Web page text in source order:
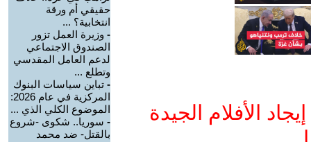
الأفلام الجيدة
حقيقي أم ورقة
انتخابية؟ ...
- وزيرة العمل تزور
الصندوق الاجتماعي
لدعم العامل المقدسي
وتطلع ...
- تباين سياسات البنوك
المركزية في عام 2026:
الموضوع الكلي الذي ...
- سوريا.. شكوى -شروع
بالقتل- ضد محمد